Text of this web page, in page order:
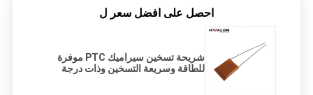
احصل على افضل سعر ل
شريحة تسخين سيراميك PTC موفرة
للطاقة وسريعة التسخين وذات درجة